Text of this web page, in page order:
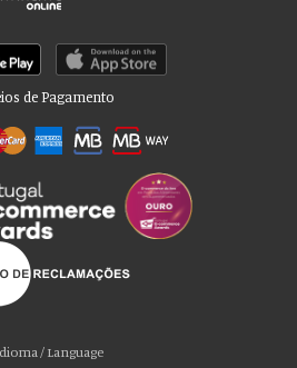
de Pagamento
/ Language
nossas deliciosas
conteúdo e anúncios, fornecer recursos